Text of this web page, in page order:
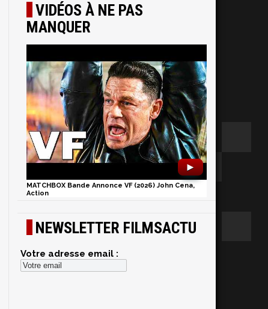
VIDÉOS À NE PAS
MANQUER
►
MATCHBOX Bande Annonce VF (2026) John Cena,
Action
NEWSLETTER FILMSACTU
Votre adresse email :